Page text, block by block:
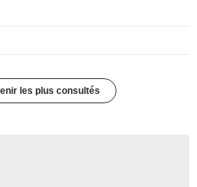
les plus consultés